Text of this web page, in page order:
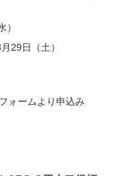
29日（土）
ォームより申込み